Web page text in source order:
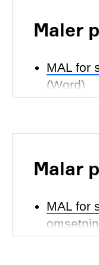
Maler
MAL for
(Word)
MAL for
MAL for
Malar
MAL for